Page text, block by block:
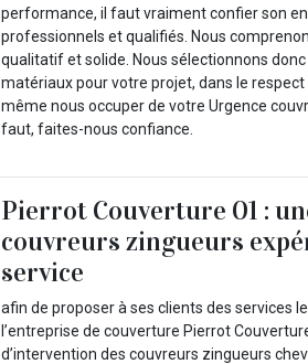
performance, il faut vraiment confier son
professionnels et qualifiés. Nous
qualitatif et solide. Nous sélectionnons
matériaux pour votre projet, dans le
même nous occuper de votre Urgence
faut, faites-nous confiance.
Pierrot Couverture 01 :
couvreurs zingueurs
service
afin de proposer à ses clients des services
l’entreprise de couverture Pierrot
d’intervention des couvreurs zingueurs